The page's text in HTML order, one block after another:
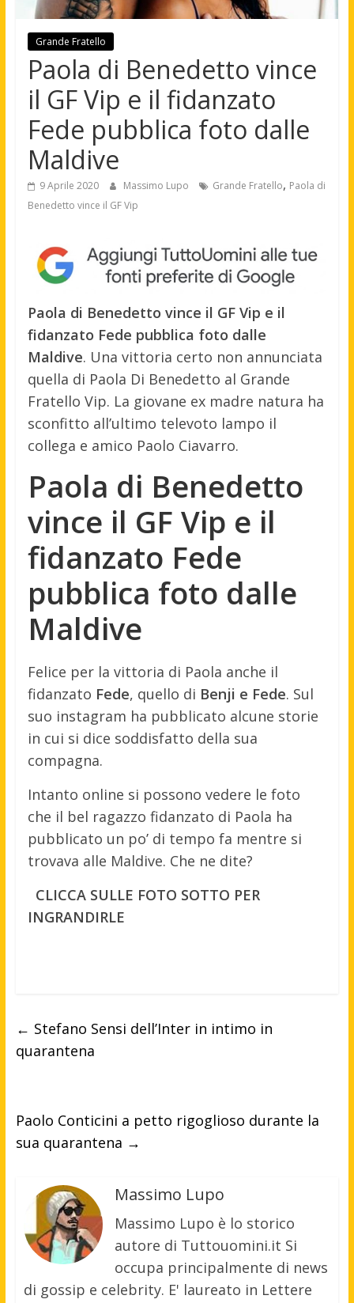
Grande Fratello
Paola di Benedetto vince
il GF Vip e il fidanzato
Fede pubblica foto dalle
Maldive
9 Aprile 2020 Massimo Lupo Grande Fratello, Paola di
Benedetto vince il GF Vip
Paola di Benedetto vince il GF Vip e il
fidanzato Fede pubblica foto dalle
Maldive. Una vittoria certo non annunciata
quella di Paola Di Benedetto al Grande
Fratello Vip. La giovane ex madre natura ha
sconfitto all’ultimo televoto lampo il
collega e amico Paolo Ciavarro.
Paola di Benedetto
vince il GF Vip e il
fidanzato Fede
pubblica foto dalle
Maldive
Felice per la vittoria di Paola anche il
fidanzato Fede, quello di Benji e Fede. Sul
suo instagram ha pubblicato alcune storie
in cui si dice soddisfatto della sua
compagna.
Intanto online si possono vedere le foto
che il bel ragazzo fidanzato di Paola ha
pubblicato un po’ di tempo fa mentre si
trovava alle Maldive. Che ne dite?
CLICCA SULLE FOTO SOTTO PER
INGRANDIRLE
← Stefano Sensi dell’Inter in intimo in
quarantena
Paolo Conticini a petto rigoglioso durante la
sua quarantena →
Massimo Lupo
Massimo Lupo è lo storico
autore di Tuttouomini.it Si
occupa principalmente di news
di gossip e celebrity. E' laureato in Lettere